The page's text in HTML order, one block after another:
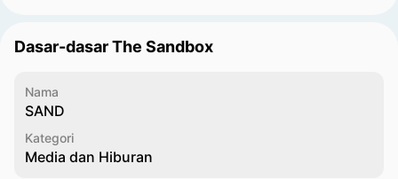
Dasar-dasar The Sandbox
Nama
SAND
Kategori
Media dan Hiburan